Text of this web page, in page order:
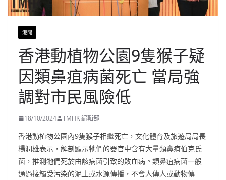
港聞
香港動植物公園9隻猴子疑
因類鼻疽病菌死亡 當局強
調對市民風險低
18/10/2024 TMHK 編輯部
香港動植物公園內9隻猴子相繼死亡，文化體育及旅遊局局長
楊潤雄表示，解剖顯示牠們的器官中含有大量類鼻疽伯克氏
菌，推測牠們死於由該病菌引致的敗血病。類鼻疽病菌一般
通過接觸受污染的泥土或水源傳播，不會人傳人或動物傳